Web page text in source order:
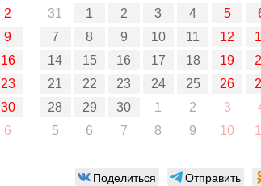
2
9
16
23
30
6
31
1 2 3 4 5
7
8 9 10 11 12
14
15 16 17 18 19
21
22 23 24 25 26
28
29 30 1 2 3
5
6 7 8 9 10
Поделиться Отправить